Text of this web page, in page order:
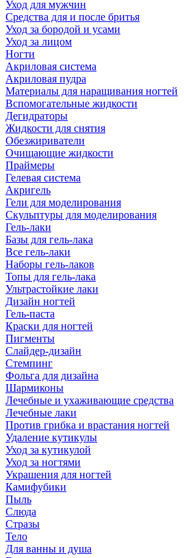
Уход для мужчин
Средства для и после бритья
Уход за бородой и усами
Уход за лицом
Ногти
Акриловая система
Акриловая пудра
Материалы для наращивания ногтей
Вспомогательные жидкости
Дегидраторы
Жидкости для снятия
Обезжириватели
Очищающие жидкости
Праймеры
Гелевая система
Акригель
Гели для моделирования
Скульптуры для моделирования
Гель-лаки
Базы для гель-лака
Все гель-лаки
Наборы гель-лаков
Топы для гель-лака
Ультрастойкие лаки
Дизайн ногтей
Гель-паста
Краски для ногтей
Пигменты
Слайдер-дизайн
Стемпинг
Фольга для дизайна
Шармиконы
Лечебные и ухаживающие средства
Лечебные лаки
Против грибка и врастания ногтей
Удаление кутикулы
Уход за кутикулой
Уход за ногтями
Украшения для ногтей
Камифубики
Пыль
Слюда
Стразы
Тело
Для ванны и душа